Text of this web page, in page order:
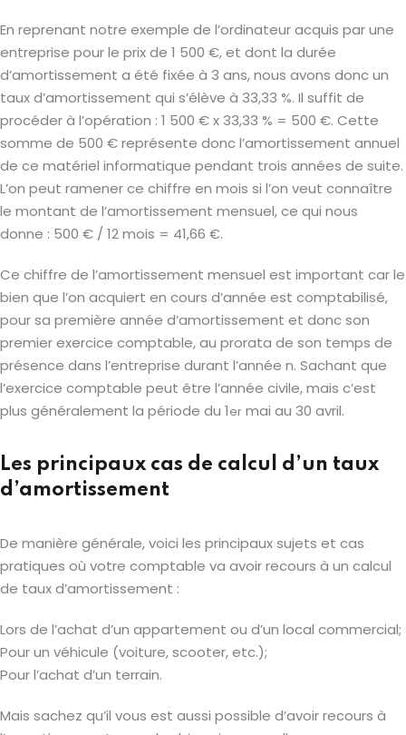
En reprenant notre exemple de l’ordinateur acquis par une
entreprise pour le prix de 1 500 €, et dont la durée
d’amortissement a été fixée à 3 ans, nous avons donc un
taux d’amortissement qui s’élève à 33,33 %. Il suffit de
procéder à l’opération : 1 500 € x 33,33 % = 500 €. Cette
somme de 500 € représente donc l’amortissement annuel
de ce matériel informatique pendant trois années de suite.
L’on peut ramener ce chiffre en mois si l’on veut connaître
le montant de l’amortissement mensuel, ce qui nous
donne : 500 € / 12 mois = 41,66 €.
Ce chiffre de l’amortissement mensuel est important car le
bien que l’on acquiert en cours d’année est comptabilisé,
pour sa première année d’amortissement et donc son
premier exercice comptable, au prorata de son temps de
présence dans l’entreprise durant l’année n. Sachant que
l’exercice comptable peut être l’année civile, mais c’est
plus généralement la période du 1er mai au 30 avril.
Les principaux cas de calcul d’un taux
d’amortissement
De manière générale, voici les principaux sujets et cas
pratiques où votre comptable va avoir recours à un calcul
de taux d’amortissement :
Lors de l’achat d’un appartement ou d’un local commercial;
Pour un véhicule (voiture, scooter, etc.);
Pour l’achat d’un terrain.
Mais sachez qu’il vous est aussi possible d’avoir recours à